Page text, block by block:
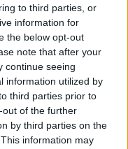
to third parties, or
information for
the below opt-out
note that after your
continue seeing
information utilized by
third parties prior to
of the further
by third parties on the
information may
φακής
10.000 ευρώ
αξία
από 100.000